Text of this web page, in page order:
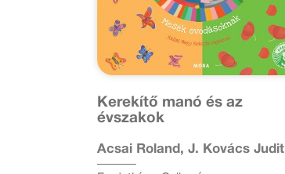
Kerekítő manó és az
évszakok
Acsai Roland, J. Kovács Judit